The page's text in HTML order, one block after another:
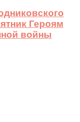
Героям
войны